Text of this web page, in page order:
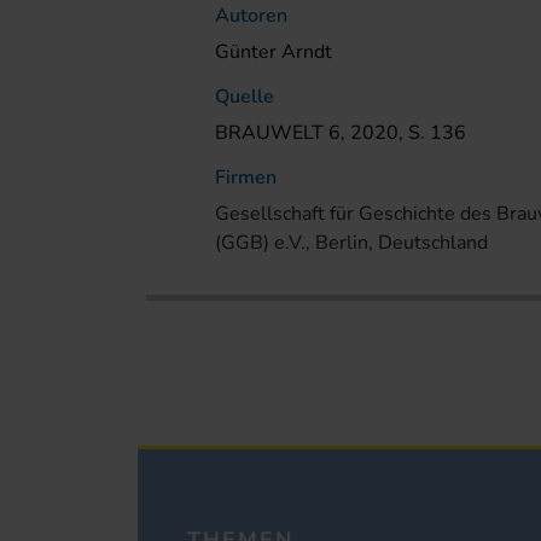
Autoren
Günter Arndt
Quelle
BRAUWELT 6, 2020, S. 136
Firmen
Gesellschaft für Geschichte des
(GGB) e.V., Berlin, Deutschland